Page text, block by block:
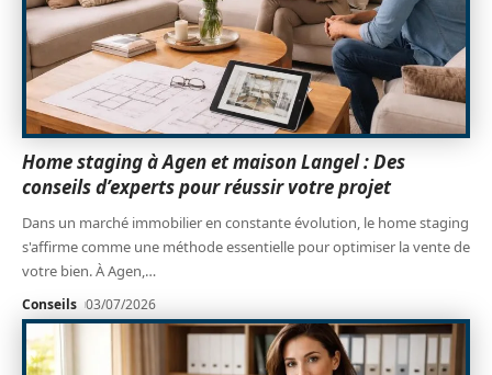
Home staging à Agen et maison Langel : Des
conseils d’experts pour réussir votre projet
Dans un marché immobilier en constante évolution, le home staging
s'affirme comme une méthode essentielle pour optimiser la vente de
votre bien. À Agen,…
Conseils 03/07/2026